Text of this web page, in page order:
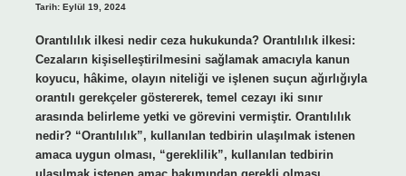
Tarih: Eylül 19, 2024
Orantılılık ilkesi nedir ceza hukukunda? Orantılılık ilkesi:
Cezaların kişiselleştirilmesini sağlamak amacıyla kanun
koyucu, hâkime, olayın niteliği ve işlenen suçun ağırlığıyla
orantılı gerekçeler göstererek, temel cezayı iki sınır
arasında belirleme yetki ve görevini vermiştir. Orantılılık
nedir? “Orantılılık”, kullanılan tedbirin ulaşılmak istenen
amaca uygun olması, “gereklilik”, kullanılan tedbirin